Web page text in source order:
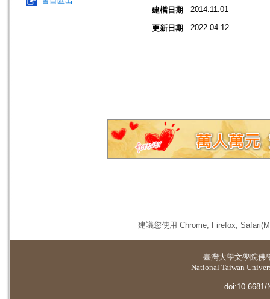
建檔日期 2014.11.01
更新日期 2022.04.12
建議您使用 Chrome, Firefox,
臺灣大學文學院佛
National Taiwan
doi:10.6681/